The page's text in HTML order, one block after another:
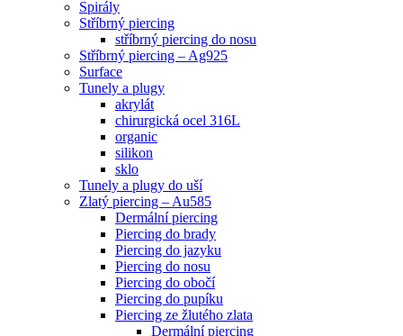
Spirály
Stříbrný piercing
stříbrný piercing do nosu
Stříbrný piercing – Ag925
Surface
Tunely a plugy
akrylát
chirurgická ocel 316L
organic
silikon
sklo
Tunely a plugy do uší
Zlatý piercing – Au585
Dermální piercing
Piercing do brady
Piercing do jazyku
Piercing do nosu
Piercing do obočí
Piercing do pupíku
Piercing ze žlutého zlata
Dermální piercing